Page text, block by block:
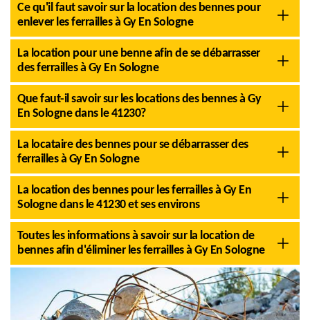
Ce qu'il faut savoir sur la location des bennes pour
enlever les ferrailles à Gy En Sologne
La location pour une benne afin de se débarrasser
des ferrailles à Gy En Sologne
Que faut-il savoir sur les locations des bennes à Gy
En Sologne dans le 41230?
La locataire des bennes pour se débarrasser des
ferrailles à Gy En Sologne
La location des bennes pour les ferrailles à Gy En
Sologne dans le 41230 et ses environs
Toutes les informations à savoir sur la location de
bennes afin d'éliminer les ferrailles à Gy En Sologne